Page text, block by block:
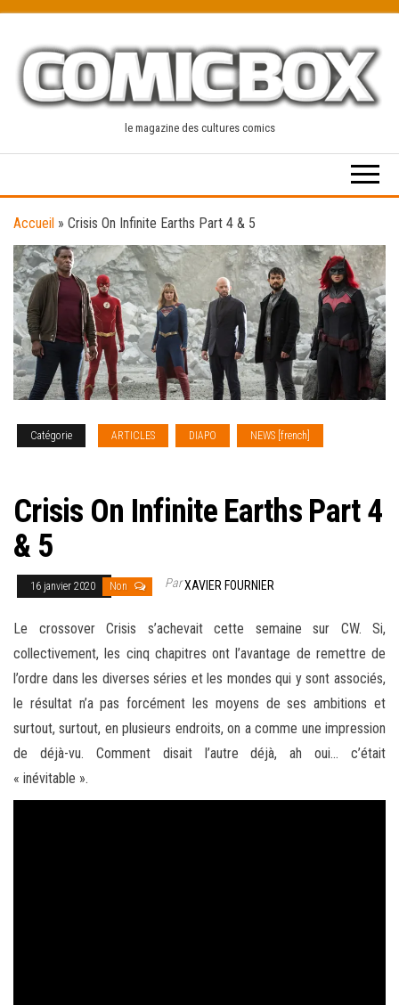
content
le magazine des cultures comics
Accueil » Crisis On Infinite Earths Part 4 & 5
Catégorie ARTICLES DIAPO NEWS [french]
Crisis On Infinite Earths Part 4
& 5
16 janvier 2020 Non ParXAVIER FOURNIER
Le crossover Crisis s’achevait cette semaine sur CW. Si,
collectivement, les cinq chapitres ont l’avantage de remettre de
l’ordre dans les diverses séries et les mondes qui y sont associés,
le résultat n’a pas forcément les moyens de ses ambitions et
surtout, surtout, en plusieurs endroits, on a comme une impression
de déjà-vu. Comment disait l’autre déjà, ah oui… c’était
« inévitable ».